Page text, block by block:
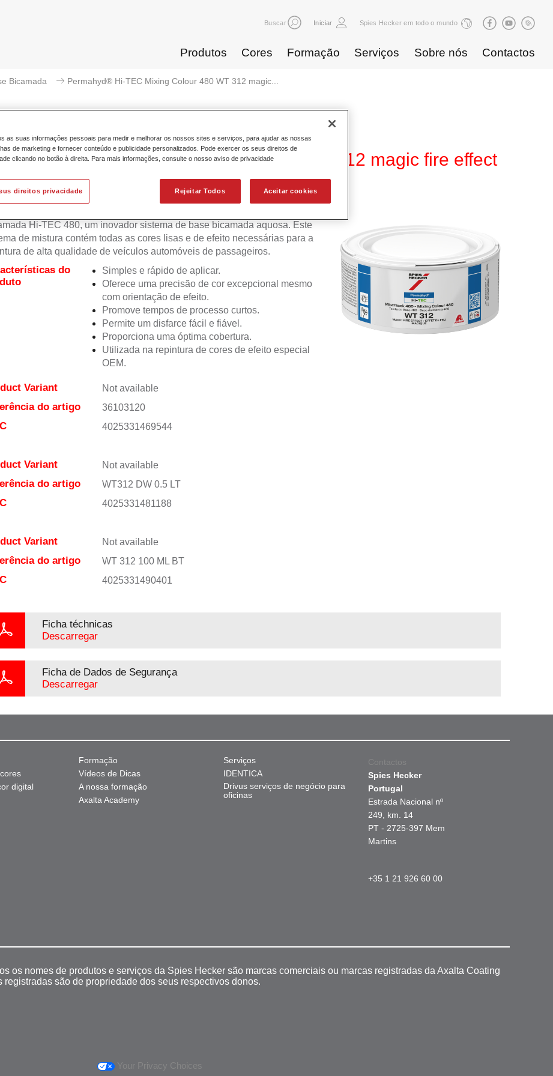
Buscar Iniciar Spies Hecker em todo o mundo
Produtos Cores Formação Serviços Sobre nós Contactos
Bicamada Permahyd® Hi-TEC Mixing Colour 480 WT 312 magic...
Hi-TEC Mixing Colour 480 WT 312 magic fire effect
Hi-TEC 480, um inovador sistema de base bicamada aquosa. Este
de mistura contém todas as cores lisas e de efeito necessárias para a
de alta qualidade de veículos automóveis de passageiros.
do
Simples e rápido de aplicar.
Oferece uma precisão de cor excepcional mesmo
com orientação de efeito.
Promove tempos de processo curtos.
Permite um disfarce fácil e fiável.
Proporciona uma óptima cobertura.
Utilizada na repintura de cores de efeito especial
OEM.
Variant Not available
do artigo 36103120
4025331469544
Variant Not available
do artigo WT312 DW 0.5 LT
4025331481188
Variant Not available
do artigo WT 312 100 ML BT
4025331490401
Ficha téchnicas
Descarregar
Ficha de Dados de Segurança
Descarregar
digital
Formação
Vídeos de Dicas
A nossa formação
Axalta Academy
Serviços
IDENTICA
Drivus serviços de negócio para
oficinas
Contactos
Spies Hecker
Portugal
Estrada Nacional nº
249, km. 14
PT - 2725-397 Mem
Martins
+35 1 21 926 60 00
os nomes de produtos e serviços da Spies Hecker são marcas comerciais ou marcas registradas da Axalta Coating
são de propriedade dos seus respectivos donos.
Your Privacy Choices
as suas informações pessoais para medir e melhorar os nossos sites e serviços, para ajudar as nossas
de marketing e fornecer conteúdo e publicidade personalizados. Pode exercer os seus direitos de
clicando no botão à direita. Para mais informações, consulte o nosso aviso de privacidade
Rejeitar Todos Aceitar cookies
direitos privacidade